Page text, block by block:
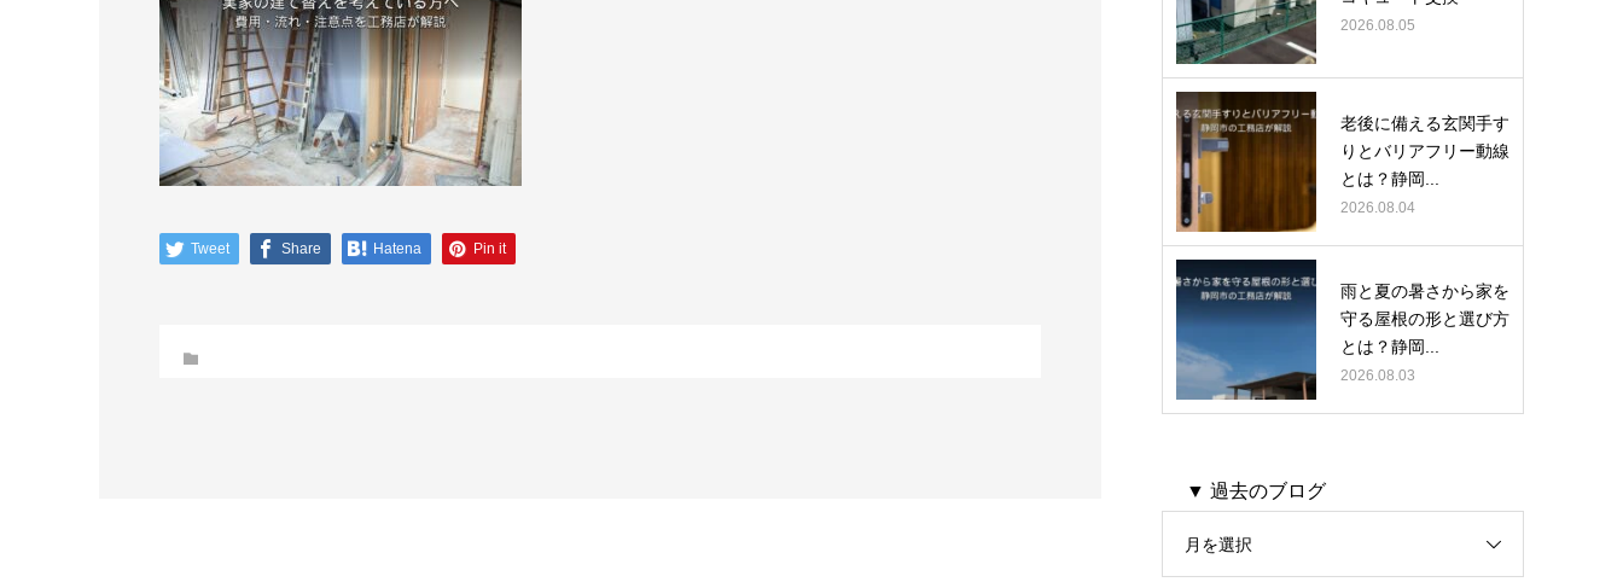
Tweet Share Hatena Pin it
2026.08.05
老後に備える玄関手す
りとバリアフリー動線
とは？静岡...
2026.08.04
雨と夏の暑さから家を
守る屋根の形と選び方
とは？静岡...
2026.08.03
▼ 過去のブログ
月を選択